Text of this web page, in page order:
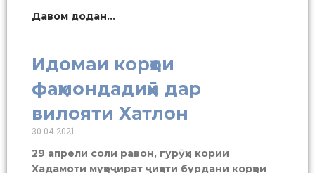
Давом додан...
Идомаи корҳои
фаҳмондадиҳӣ дар
вилояти Хатлон
30.04.2021
29 апрели соли равон, гурӯҳи кории
Хадамоти муҳоҷират ҷиҳати бурдани корҳои